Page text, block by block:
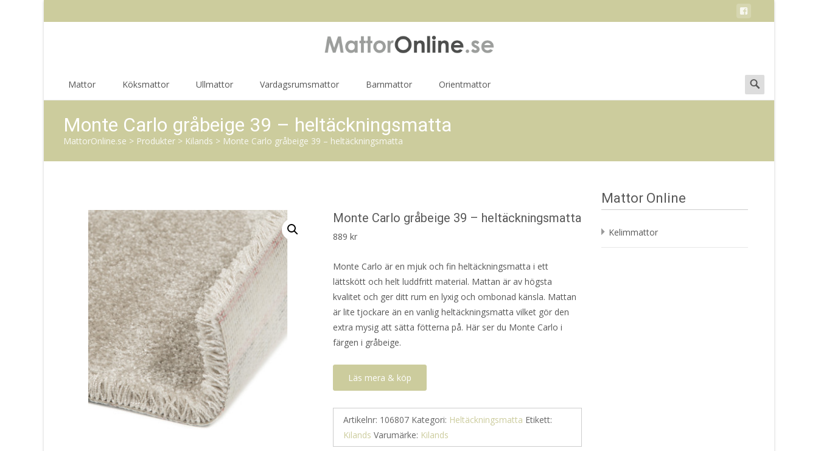
Mattor Köksmattor Ullmattor Vardagsrumsmattor Barnmattor Orientmattor
Search
for:
Monte Carlo gråbeige 39 – heltäckningsmatta
MattorOnline.se > Produkter > Kilands > Monte Carlo gråbeige 39 – heltäckningsmatta
Monte Carlo gråbeige 39 – heltäckningsmatta
889kr
Monte Carlo är en mjuk och fin heltäckningsmatta i ett
lättskött och helt luddfritt material. Mattan är av högsta
kvalitet och ger ditt rum en lyxig och ombonad känsla. Mattan
är lite tjockare än en vanlig heltäckningsmatta vilket gör den
extra mysig att sätta fötterna på. Här ser du Monte Carlo i
färgen i gråbeige.
Läs mera & köp
Artikelnr: 106807 Kategori: Heltäckningsmatta Etikett:
Kilands Varumärke: Kilands
Mattor Online
Kelimmattor